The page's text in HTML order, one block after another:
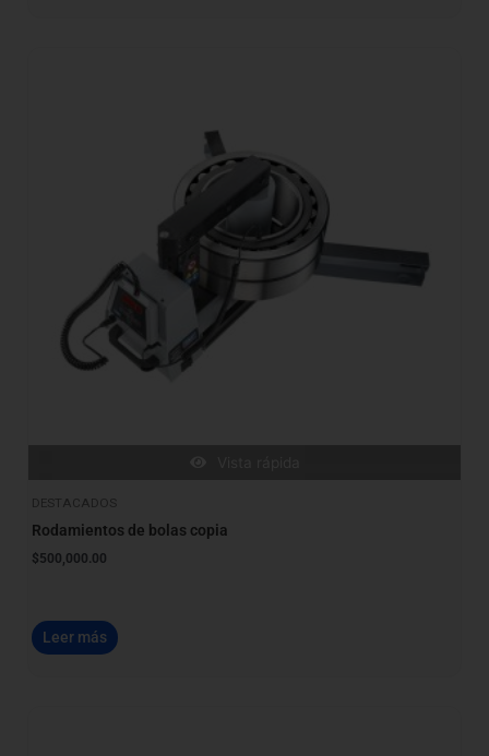
DESTACADOS
Rodamientos de bolas copia
$500,000.00
Leer más